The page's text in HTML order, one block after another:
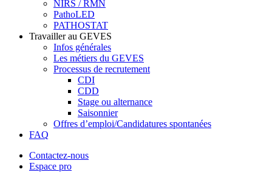
NIRS / RMN
PathoLED
PATHOSTAT
Travailler au GEVES
Infos générales
Les métiers du GEVES
Processus de recrutement
CDI
CDD
Stage ou alternance
Saisonnier
Offres d’emploi/Candidatures spontanées
FAQ
Contactez-nous
Espace pro